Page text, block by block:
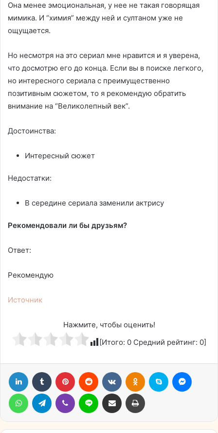
Она менее эмоциональная, у нее не такая говорящая
мимика. И “химия” между ней и султаном уже не
ощущается.
Но несмотря на это сериал мне нравится и я уверена,
что досмотрю его до конца. Если вы в поиске легкого,
но интересного сериала с преимущественно
позитивным сюжетом, то я рекомендую обратить
внимание на “Великолепный век”.
Достоинства:
Интересный сюжет
Недостатки:
В середине сериала заменили актрису
Рекомендовали ли бы друзьям?
Ответ:
Рекомендую
Источник
Нажмите, чтобы оценить!
[Итого: 0 Средний рейтинг: 0]
LinkedIn Tumblr Pinterest Reddit ВконтактеОдноклассники
Skype
WhatsAppTelegram Viber Line Поделиться через электронную почту Печатать